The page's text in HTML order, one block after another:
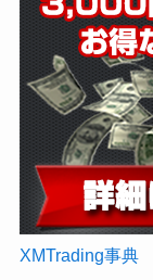
XMTrading事典